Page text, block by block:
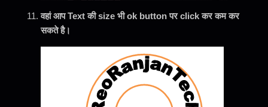
वहां आप Text की size भी ok button पर click कर कम कर
सकते है।